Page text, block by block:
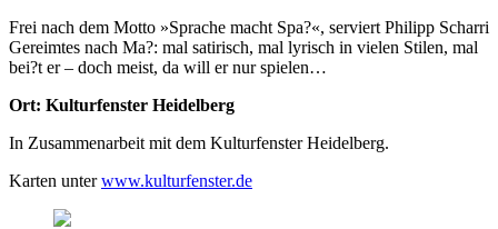
Frei nach dem Motto »Sprache macht Spa?«, serviert Philipp Scharri
Gereimtes nach Ma?: mal satirisch, mal lyrisch in vielen Stilen, mal
bei?t er – doch meist, da will er nur spielen…
Ort: Kulturfenster Heidelberg
In Zusammenarbeit mit dem Kulturfenster Heidelberg.
Karten unterwww.kulturfenster.de